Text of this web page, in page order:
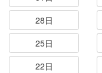
28日
25日
22日